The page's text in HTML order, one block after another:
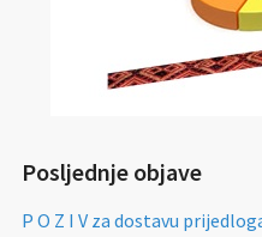
Posljednje objave
P O Z I V za dostavu